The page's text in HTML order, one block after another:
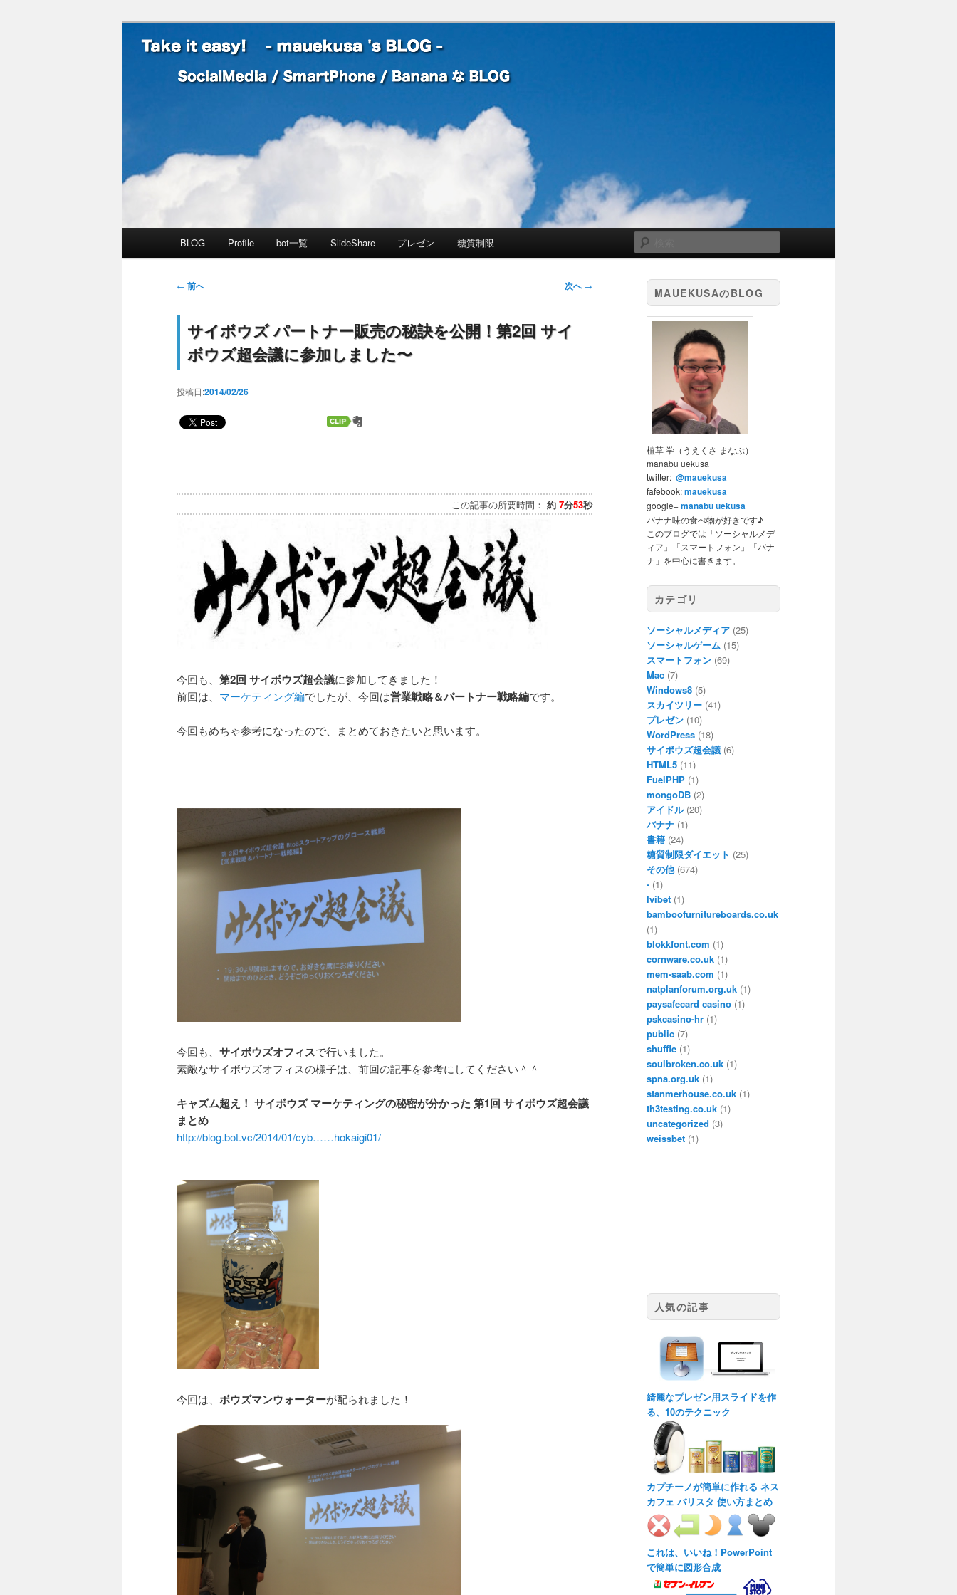
Take it easy! – mauekusa 's BLOG -
索
メインコンテンツへ移動
サブコンテンツへ移動
BLOG Profile bot一覧 SlideShare プレゼン 糖質制限
投稿ナビゲーション
← 前へ 次へ→
サイボウズ パートナー販売の秘訣を公開！第2回 サイ
ボウズ超会議に参加しました〜
投稿日:2014/02/26
この記事の所要時間： 約 7分53秒
今回も、 第2回 サイボウズ超会議に参加してきました！
前回は、 マーケティング編でしたが、今回は営業戦略＆パートナー戦略編です。
今回もめちゃ参考になったので、まとめておきたいと思います。
今回も、 サイボウズオフィスで行いました。
素敵なサイボウズオフィスの様子は、前回の記事を参考にしてください＾＾
キャズム超え！ サイボウズ マーケティングの秘密が分かった 第1回 サイボウズ超会議
まとめ
http://blog.bot.vc/2014/01/cyb……hokaigi01/
今回は、 ボウズマンウォーターが配られました！
MAUEKUSAのBLOG
植草 学（うえくさ まなぶ）
manabu uekusa
twitter: @mauekusa
fafebook:mauekusa
google+manabu uekusa
バナナ味の食べ物が好きです♪
このブログでは「ソーシャルメデ
ィア」「スマートフォン」「バナ
ナ」を中心に書きます。
カテゴリ
ソーシャルメディア (25)
ソーシャルゲーム (15)
スマートフォン (69)
Mac (7)
Windows8 (5)
スカイツリー (41)
プレゼン (10)
WordPress (18)
サイボウズ超会議 (6)
HTML5 (11)
FuelPHP (1)
mongoDB (2)
アイドル(20)
バナナ (1)
書籍 (24)
糖質制限ダイエット (25)
その他(674)
- (1)
Ivibet (1)
bamboofurnitureboards.co.uk
(1)
blokkfont.com (1)
cornware.co.uk (1)
mem-saab.com (1)
natplanforum.org.uk (1)
paysafecard casino (1)
pskcasino-hr (1)
public (7)
shuffle (1)
soulbroken.co.uk (1)
spna.org.uk (1)
stanmerhouse.co.uk (1)
th3testing.co.uk (1)
uncategorized (3)
weissbet (1)
人気の記事
綺麗なプレゼン用スライドを作
る、10のテクニック
カプチーノが簡単に作れる ネス
カフェ バリスタ 使い方まとめ
これは、いいね！PowerPoint
で簡単に図形合成